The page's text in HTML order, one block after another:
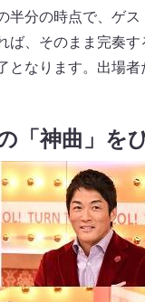
分の時点で、ゲス
ば、そのまま完奏
となります。出場者
「神曲」を